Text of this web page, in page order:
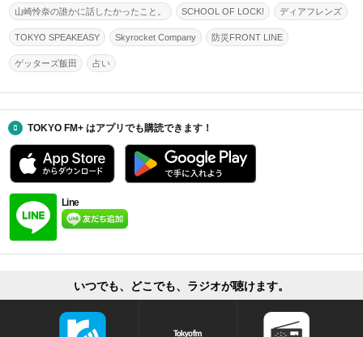
山崎怜奈の誰かに話したかったこと。 SCHOOL OF LOCK! ディアフレンズ
TOKYO SPEAKEASY Skyrocket Company 防災FRONT LINE
ゲッターズ飯田 占い
TOKYO FM+ はアプリでも購読できます！
Line
いつでも、どこでも、ラジオが聴けます。